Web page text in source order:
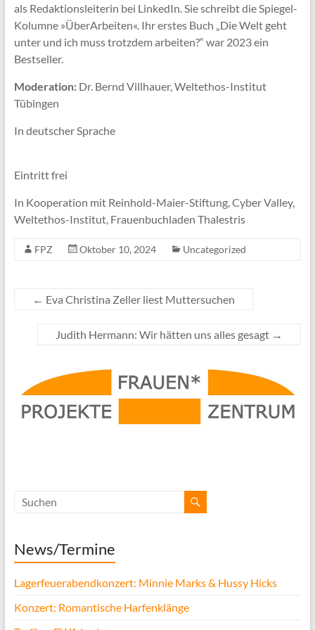
als Redaktionsleiterin bei LinkedIn. Sie schreibt die Spiegel-
Kolumne »ÜberArbeiten«. Ihr erstes Buch „Die Welt geht
unter und ich muss trotzdem arbeiten?“ war 2023 ein
Bestseller.
Moderation:Dr. Bernd Villhauer, Weltethos-Institut
Tübingen
In deutscher Sprache
Eintritt frei
In Kooperation mit Reinhold-Maier-Stiftung, Cyber Valley,
Weltethos-Institut, Frauenbuchladen Thalestris
FPZ Oktober 10, 2024 Uncategorized
← Eva Christina Zeller liest Muttersuchen
Judith Hermann: Wir hätten uns alles gesagt →
News/Termine
Lagerfeuerabendkonzert: Minnie Marks & Hussy Hicks
Konzert: Romantische Harfenklänge